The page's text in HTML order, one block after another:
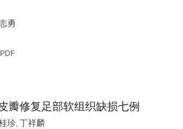
勇
PDF
瓣修复足部软组织缺损七例
珍, 丁祥麟